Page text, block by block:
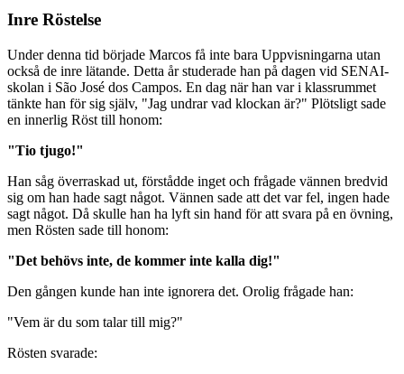
Inre Röstelse
Under denna tid började Marcos få inte bara Uppvisningarna utan
också de inre lätande. Detta år studerade han på dagen vid SENAI-
skolan i São José dos Campos. En dag när han var i klassrummet
tänkte han för sig själv, "Jag undrar vad klockan är?" Plötsligt sade
en innerlig Röst till honom:
"Tio tjugo!"
Han såg överraskad ut, förstådde inget och frågade vännen bredvid
sig om han hade sagt något. Vännen sade att det var fel, ingen hade
sagt något. Då skulle han ha lyft sin hand för att svara på en övning,
men Rösten sade till honom:
"Det behövs inte, de kommer inte kalla dig!"
Den gången kunde han inte ignorera det. Orolig frågade han:
"Vem är du som talar till mig?"
Rösten svarade: